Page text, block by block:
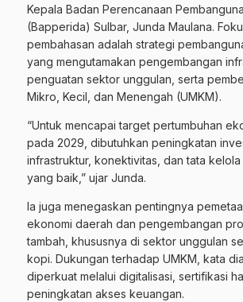
Kepala Badan Perencanaan
(Bapperida) Sulbar, Junda Maulana.
pembahasan adalah strategi
yang mengutamakan pengembangan
penguatan sektor unggulan, serta
Mikro, Kecil, dan Menengah (UMKM).
“Untuk mencapai target pertumbuhan
pada 2029, dibutuhkan peningkatan
infrastruktur, konektivitas, dan tata
yang baik,” ujar Junda.
Ia juga menegaskan pentingnya
ekonomi daerah dan pengembangan
tambah, khususnya di sektor unggulan
kopi. Dukungan terhadap UMKM, kata
diperkuat melalui digitalisasi, sertifikasi
peningkatan akses keuangan.